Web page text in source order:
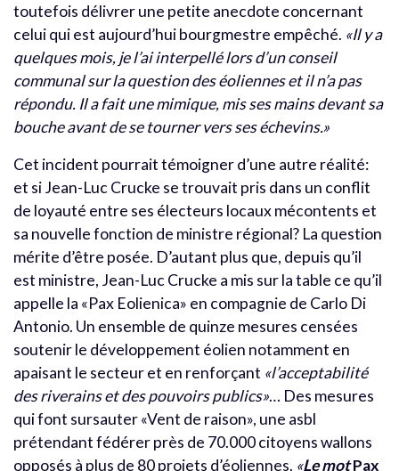
toutefois délivrer une petite anecdote concernant
celui qui est aujourd’hui bourgmestre empêché. «Il y a
quelques mois, je l’ai interpellé lors d’un conseil
communal sur la question des éoliennes et il n’a pas
répondu. Il a fait une mimique, mis ses mains devant sa
bouche avant de se tourner vers ses échevins.»
Cet incident pourrait témoigner d’une autre réalité:
et si Jean-Luc Crucke se trouvait pris dans un conflit
de loyauté entre ses électeurs locaux mécontents et
sa nouvelle fonction de ministre régional? La question
mérite d’être posée. D’autant plus que, depuis qu’il
est ministre, Jean-Luc Crucke a mis sur la table ce qu’il
appelle la «Pax Eolienica» en compagnie de Carlo Di
Antonio. Un ensemble de quinze mesures censées
soutenir le développement éolien notamment en
apaisant le secteur et en renforçant «l’acceptabilité
des riverains et des pouvoirs publics»… Des mesures
qui font sursauter «Vent de raison», une asbl
prétendant fédérer près de 70.000 citoyens wallons
opposés à plus de 80 projets d’éoliennes. «Le motPax